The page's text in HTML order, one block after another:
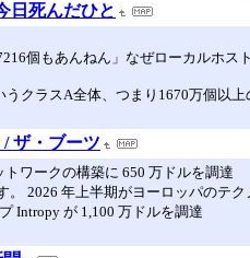
日死んだひと
個もあんねん」なぜローカルホス
うクラスA全体、つまり1670万個以
ザ・ブーツ
ワークの構築に 650 万ドルを調達
2026 年上半期がヨーロッパのテ
Intropy が 1,100 万ドルを調達